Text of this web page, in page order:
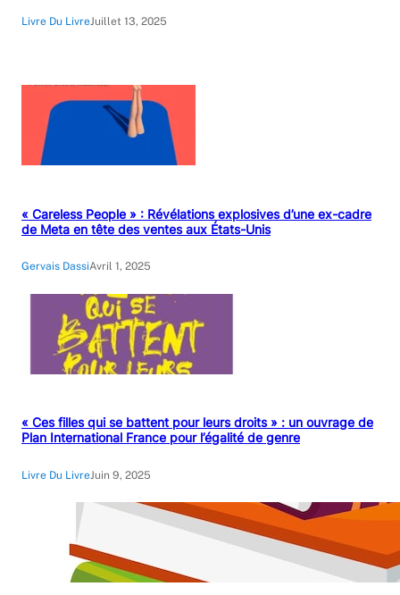
Livre Du LivreJuillet 13, 2025
« Careless People » : Révélations explosives d’une ex-cadre
de Meta en tête des ventes aux États-Unis
Gervais DassiAvril 1, 2025
« Ces filles qui se battent pour leurs droits » : un ouvrage de
Plan International France pour l’égalité de genre
Livre Du LivreJuin 9, 2025